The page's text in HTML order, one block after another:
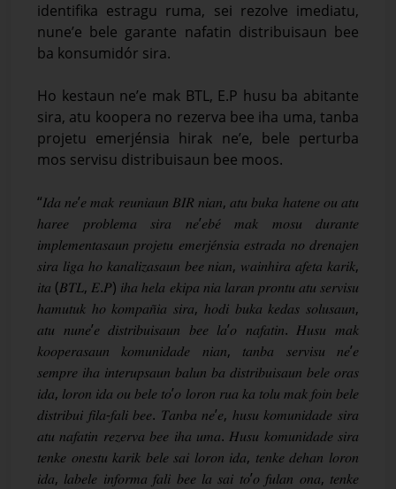
identifika estragu ruma, sei rezolve imediatu,
nune’e bele garante nafatin distribuisaun bee
ba konsumidór sira.
Ho kestaun ne’e mak BTL, E.P husu ba abitante
sira, atu koopera no rezerva bee iha uma, tanba
projetu emerjénsia hirak ne’e, bele perturba
mos servisu distribuisaun bee moos.
“𝐼𝑑𝑎 𝑛𝑒’𝑒 𝑚𝑎𝑘 𝑟𝑒𝑢𝑛𝑖𝑎𝑢𝑛 𝐵𝐼𝑅 𝑛𝑖𝑎𝑛, 𝑎𝑡𝑢 𝑏𝑢𝑘𝑎 ℎ𝑎𝑡𝑒𝑛𝑒 𝑜𝑢 𝑎𝑡𝑢
ℎ𝑎𝑟𝑒𝑒 𝑝𝑟𝑜𝑏𝑙𝑒𝑚𝑎 𝑠𝑖𝑟𝑎 𝑛𝑒’𝑒𝑏𝑒́ 𝑚𝑎𝑘 𝑚𝑜𝑠𝑢 𝑑𝑢𝑟𝑎𝑛𝑡𝑒
𝑖𝑚𝑝𝑙𝑒𝑚𝑒𝑛𝑡𝑎𝑠𝑎𝑢𝑛 𝑝𝑟𝑜𝑗𝑒𝑡𝑢 𝑒𝑚𝑒𝑟𝑗𝑒́𝑛𝑠𝑖𝑎 𝑒𝑠𝑡𝑟𝑎𝑑𝑎 𝑛𝑜 𝑑𝑟𝑒𝑛𝑎𝑗𝑒𝑛
𝑠𝑖𝑟𝑎 𝑙𝑖𝑔𝑎 ℎ𝑜 𝑘𝑎𝑛𝑎𝑙𝑖𝑧𝑎𝑠𝑎𝑢𝑛 𝑏𝑒𝑒 𝑛𝑖𝑎𝑛, 𝑤𝑎𝑖𝑛ℎ𝑖𝑟𝑎 𝑎𝑓𝑒𝑡𝑎 𝑘𝑎𝑟𝑖𝑘,
𝑖𝑡𝑎 (𝐵𝑇𝐿, 𝐸.𝑃) 𝑖ℎ𝑎 ℎ𝑒𝑙𝑎 𝑒𝑘𝑖𝑝𝑎 𝑛𝑖𝑎 𝑙𝑎𝑟𝑎𝑛 𝑝𝑟𝑜𝑛𝑡𝑢 𝑎𝑡𝑢 𝑠𝑒𝑟𝑣𝑖𝑠𝑢
ℎ𝑎𝑚𝑢𝑡𝑢𝑘 ℎ𝑜 𝑘𝑜𝑚𝑝𝑎𝑛̃𝑖𝑎 𝑠𝑖𝑟𝑎, ℎ𝑜𝑑𝑖 𝑏𝑢𝑘𝑎 𝑘𝑒𝑑𝑎𝑠 𝑠𝑜𝑙𝑢𝑠𝑎𝑢𝑛,
𝑎𝑡𝑢 𝑛𝑢𝑛𝑒’𝑒 𝑑𝑖𝑠𝑡𝑟𝑖𝑏𝑢𝑖𝑠𝑎𝑢𝑛 𝑏𝑒𝑒 𝑙𝑎’𝑜 𝑛𝑎𝑓𝑎𝑡𝑖𝑛. 𝐻𝑢𝑠𝑢 𝑚𝑎𝑘
𝑘𝑜𝑜𝑝𝑒𝑟𝑎𝑠𝑎𝑢𝑛 𝑘𝑜𝑚𝑢𝑛𝑖𝑑𝑎𝑑𝑒 𝑛𝑖𝑎𝑛, 𝑡𝑎𝑛𝑏𝑎 𝑠𝑒𝑟𝑣𝑖𝑠𝑢 𝑛𝑒’𝑒
𝑠𝑒𝑚𝑝𝑟𝑒 𝑖ℎ𝑎 𝑖𝑛𝑡𝑒𝑟𝑢𝑝𝑠𝑎𝑢𝑛 𝑏𝑎𝑙𝑢𝑛 𝑏𝑎 𝑑𝑖𝑠𝑡𝑟𝑖𝑏𝑢𝑖𝑠𝑎𝑢𝑛 𝑏𝑒𝑙𝑒 𝑜𝑟𝑎𝑠
𝑖𝑑𝑎, 𝑙𝑜𝑟𝑜𝑛 𝑖𝑑𝑎 𝑜𝑢 𝑏𝑒𝑙𝑒 𝑡𝑜’𝑜 𝑙𝑜𝑟𝑜𝑛 𝑟𝑢𝑎 𝑘𝑎 𝑡𝑜𝑙𝑢 𝑚𝑎𝑘 𝑓𝑜𝑖𝑛 𝑏𝑒𝑙𝑒
𝑑𝑖𝑠𝑡𝑟𝑖𝑏𝑢𝑖 𝑓𝑖𝑙𝑎-𝑓𝑎𝑙𝑖 𝑏𝑒𝑒. 𝑇𝑎𝑛𝑏𝑎 𝑛𝑒’𝑒, ℎ𝑢𝑠𝑢 𝑘𝑜𝑚𝑢𝑛𝑖𝑑𝑎𝑑𝑒 𝑠𝑖𝑟𝑎
𝑎𝑡𝑢 𝑛𝑎𝑓𝑎𝑡𝑖𝑛 𝑟𝑒𝑧𝑒𝑟𝑣𝑎 𝑏𝑒𝑒 𝑖ℎ𝑎 𝑢𝑚𝑎. 𝐻𝑢𝑠𝑢 𝑘𝑜𝑚𝑢𝑛𝑖𝑑𝑎𝑑𝑒 𝑠𝑖𝑟𝑎
𝑡𝑒𝑛𝑘𝑒 𝑜𝑛𝑒𝑠𝑡𝑢 𝑘𝑎𝑟𝑖𝑘 𝑏𝑒𝑙𝑒 𝑠𝑎𝑖 𝑙𝑜𝑟𝑜𝑛 𝑖𝑑𝑎, 𝑡𝑒𝑛𝑘𝑒 𝑑𝑒ℎ𝑎𝑛 𝑙𝑜𝑟𝑜𝑛
𝑖𝑑𝑎, 𝑙𝑎𝑏𝑒𝑙𝑒 𝑖𝑛𝑓𝑜𝑟𝑚𝑎 𝑓𝑎𝑙𝑖 𝑏𝑒𝑒 𝑙𝑎 𝑠𝑎𝑖 𝑡𝑜’𝑜 𝑓𝑢𝑙𝑎𝑛 𝑜𝑛𝑎, 𝑡𝑒𝑛𝑘𝑒